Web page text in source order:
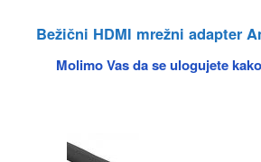
Bežični HDMI mrežni adapter
Molimo Vas da se ulogujete